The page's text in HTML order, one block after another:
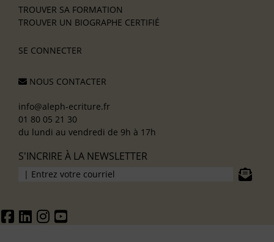
TROUVER SA FORMATION
TROUVER UN BIOGRAPHE CERTIFIÉ
SE CONNECTER
NOUS CONTACTER
info@aleph-ecriture.fr
01 80 05 21 30
du lundi au vendredi de 9h à 17h
S'INCRIRE À LA NEWSLETTER